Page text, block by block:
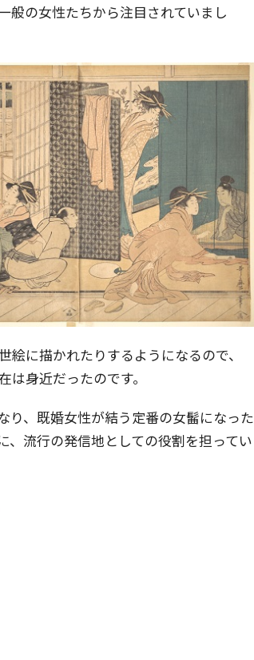
般の女性たちから注目されていまし
に描かれたりするようになるので、
身近だったのです。
り、既婚女性が結う定番の女髷になった
、流行の発信地としての役割を担ってい